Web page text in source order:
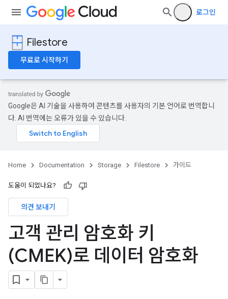
로그인
Filestore
무료로 시작하기
Google은 AI 기술을 사용하여 콘텐츠를 사용자의 기본 언어로 번역합니
다. AI 번역에는 오류가 있을 수 있습니다.
Home Documentation Storage Filestore 가이드
도움이 되었나요?
의견 보내기
고객 관리 암호화 키
(CMEK)로 데이터 암호화